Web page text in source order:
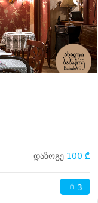
დაზოგე 100 ₾
3